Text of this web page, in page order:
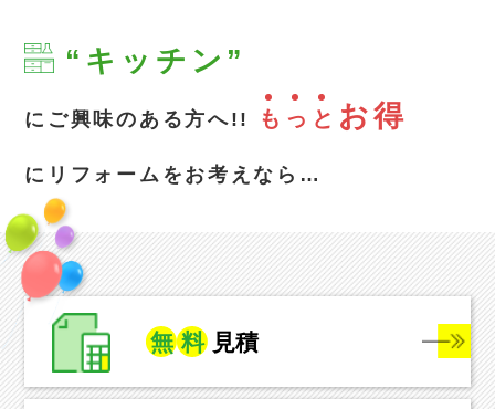
“キッチン”
にご興味のある方へ!! も っ と お得
にリフォームをお考えなら…
無 料 見積